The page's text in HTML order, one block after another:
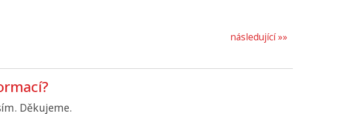
následující »»
Děkujeme.